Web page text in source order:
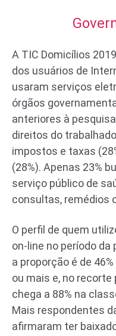
A TIC Domicílios
dos usuários de
usaram serviços
órgãos
anteriores à
direitos do
impostos e taxas
(28%). Apenas 23%
serviço público de
consultas, remédios
O perfil de quem
on-line no período
a proporção é de
ou mais e, no
chega a 88% na
Mais respondentes
afirmaram ter